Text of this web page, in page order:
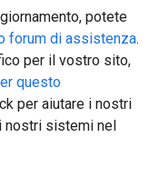
potete
forum di assistenza.
per il vostro sito,
questo
per aiutare i nostri
nostri sistemi nel